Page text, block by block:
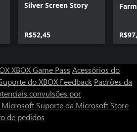
Silver Screen Story
R$52,45
XBOX Game Pass Acessórios do
do XBOX Feedback Padrões da
convulsões por
Microsoft Suporte da Microsoft Store
de pedidos